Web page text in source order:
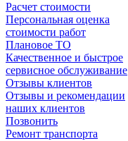
Расчет стоимости
Персональная оценка
стоимости работ
Плановое ТО
Качественное и быстрое
сервисное обслуживание
Отзывы клиентов
Отзывы и рекомендации
наших клиентов
Позвонить
Ремонт транспорта